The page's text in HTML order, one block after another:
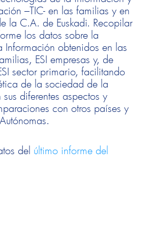
–TIC- en las familias y en
la C.A. de Euskadi. Recopilar
los datos sobre la
Información obtenidos en las
ESI empresas y, de
sector primario, facilitando
de la sociedad de la
diferentes aspectos y
con otros países y
del último informe del